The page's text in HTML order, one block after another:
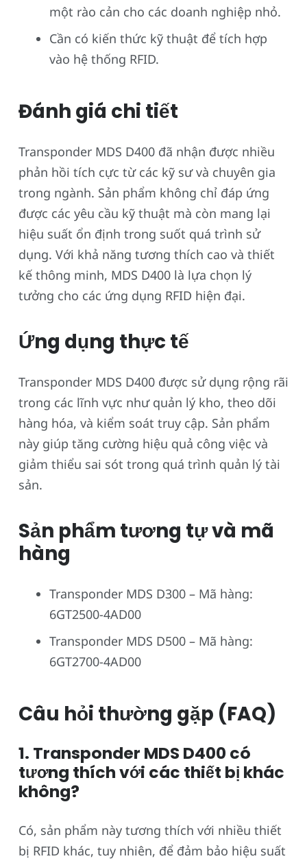
một rào cản cho các doanh nghiệp nhỏ.
Cần có kiến thức kỹ thuật để tích hợp
vào hệ thống RFID.
Đánh giá chi tiết
Transponder MDS D400 đã nhận được nhiều
phản hồi tích cực từ các kỹ sư và chuyên gia
trong ngành. Sản phẩm không chỉ đáp ứng
được các yêu cầu kỹ thuật mà còn mang lại
hiệu suất ổn định trong suốt quá trình sử
dụng. Với khả năng tương thích cao và thiết
kế thông minh, MDS D400 là lựa chọn lý
tưởng cho các ứng dụng RFID hiện đại.
Ứng dụng thực tế
Transponder MDS D400 được sử dụng rộng rãi
trong các lĩnh vực như quản lý kho, theo dõi
hàng hóa, và kiểm soát truy cập. Sản phẩm
này giúp tăng cường hiệu quả công việc và
giảm thiểu sai sót trong quá trình quản lý tài
sản.
Sản phẩm tương tự và mã
hàng
Transponder MDS D300 – Mã hàng:
6GT2500-4AD00
Transponder MDS D500 – Mã hàng:
6GT2700-4AD00
Câu hỏi thường gặp (FAQ)
1. Transponder MDS D400 có
tương thích với các thiết bị khác
không?
Có, sản phẩm này tương thích với nhiều thiết
bị RFID khác, tuy nhiên, để đảm bảo hiệu suất